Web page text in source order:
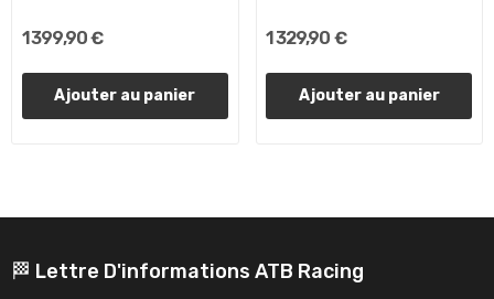
1 399,90 €
Ajouter au panier
1 329,90 €
Ajouter au panier
🏁 Lettre D'informations ATB Racing